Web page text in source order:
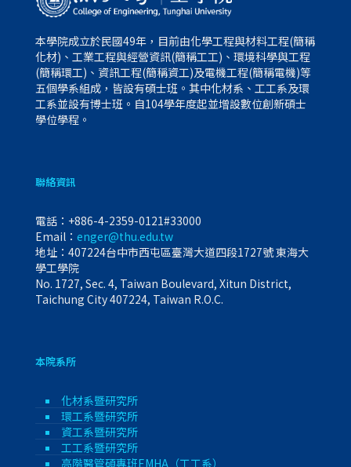
本學院成立於民國49年，目前由化學工程與材料工程(簡稱
化材)、工業工程與經營資訊(簡稱工工)、環境科學與工程
(簡稱環工)、資訊工程(簡稱資工)及電機工程(簡稱電機)等
五個學系組成，皆設有碩士班。其中化材系、工工系及環
工系並設有博士班。自104學年度起並增設數位創新碩士
學位學程。
聯絡資訊
電話： +886-4-2359-0121#33000
Email： enger@thu.edu.tw
地址：407224台中市西屯區臺灣大道四段1727號 東海大
學工學院
No. 1727, Sec. 4, Taiwan Boulevard, Xitun District,
Taichung City 407224, Taiwan R.O.C.
本院系所
化材系暨研究所
環工系暨研究所
資工系暨研究所
工工系暨研究所
高階醫管碩專班EMHA（工工系）